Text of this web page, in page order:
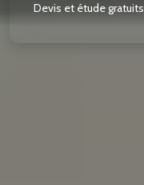
Devis et étude gratuits